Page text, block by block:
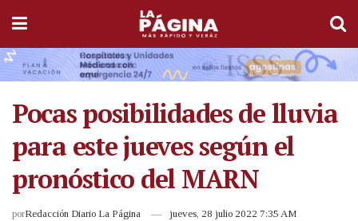
Pocas posibilidades de lluvia
para este jueves según el
pronóstico del MARN
porRedacción Diario La Página jueves, 28 julio 2022 7:35 AM